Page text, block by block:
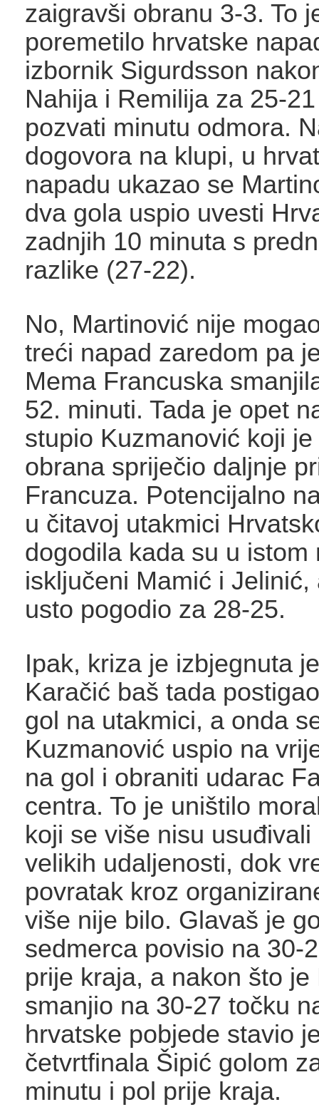
zaigravši obranu 3-3. To
poremetilo hrvatske
izbornik Sigurdsson
Nahija i Remilija za 25-
pozvati minutu odmora.
dogovora na klupi, u
napadu ukazao se
dva gola uspio uvesti
zadnjih 10 minuta s
razlike (27-22).
No, Martinović nije
treći napad zaredom pa
Mema Francuska
52. minuti. Tada je opet
stupio Kuzmanović koji
obrana spriječio daljnje
Francuza. Potencijalno
u čitavoj utakmici
dogodila kada su u istom
isključeni Mamić i Jelinić,
usto pogodio za 28-25.
Ipak, kriza je izbjegnuta
Karačić baš tada
gol na utakmici, a onda
Kuzmanović uspio na
na gol i obraniti udarac
centra. To je uništilo
koji se više nisu
velikih udaljenosti, dok
povratak kroz
više nije bilo. Glavaš je
sedmerca povisio na 30-
prije kraja, a nakon što je
smanjio na 30-27 točku
hrvatske pobjede stavio
četvrtfinala Šipić golom
minutu i pol prije kraja.